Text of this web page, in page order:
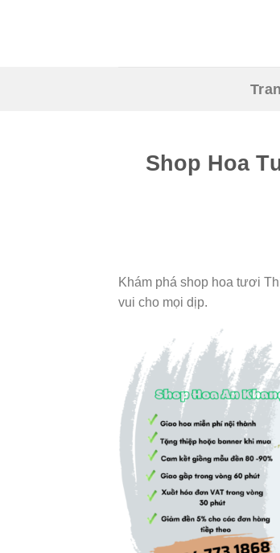
Shop Hoa
Khám phá shop hoa tươi
vui cho mọi dịp.